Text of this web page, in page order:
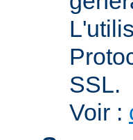
SSL.
Voir :